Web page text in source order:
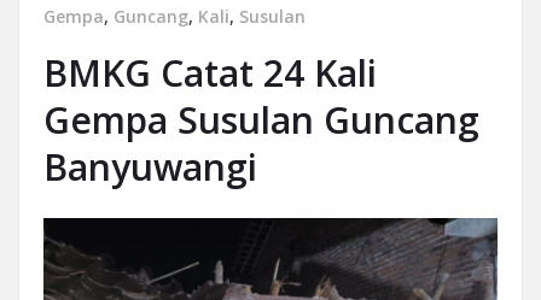
Gempa, Guncang, Kali, Susulan
BMKG Catat 24 Kali
Gempa Susulan Guncang
Banyuwangi